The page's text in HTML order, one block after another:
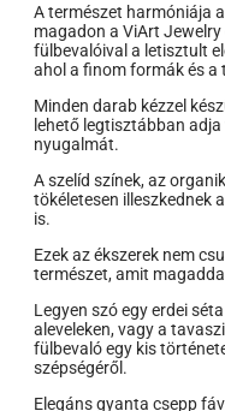
A természet harmóniája
magadon a ViArt
fülbevalóival a letisztult
ahol a finom formák és a
Minden darab kézzel
lehető legtisztábban
nyugalmát.
A szelíd színek, az
tökéletesen illeszkednek
is.
Ezek az ékszerek nem
természet, amit
Legyen szó egy erdei
aleveleken, vagy a
fülbevaló egy kis
szépségéről.
Elegáns gyanta csepp